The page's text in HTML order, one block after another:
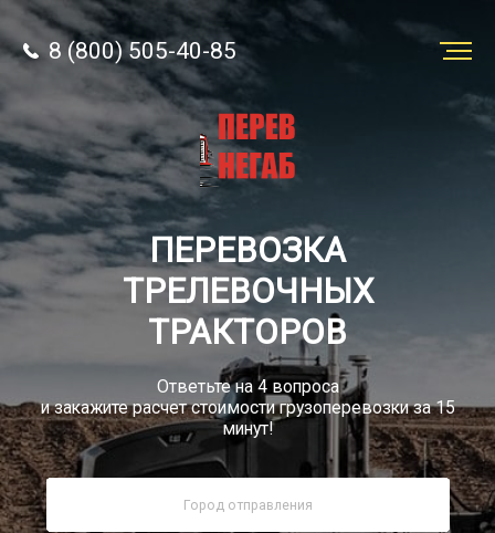
8 (800) 505-40-85
Звонок по России бесплатный
sale@simtruck-negabarit.ru
8 (800) 505-40-85
ПЕРЕВОЗКА
ТРЕЛЕВОЧНЫХ
ТРАКТОРОВ
Ответьте на 4 вопроса
и закажите расчет стоимости грузоперевозки за 15
минут!